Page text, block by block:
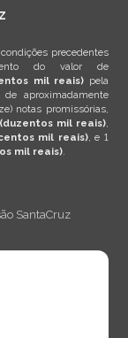
precedentes
do valor de
mil reais) pela
aproximadamente
notas promissórias,
mil reais),
mil reais), e 1
mil reais)
SantaCruz